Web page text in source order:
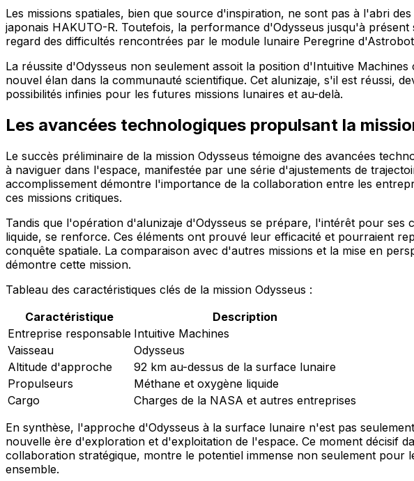
Les missions spatiales, bien que source d'inspiration, ne sont pas à l'abri
japonais HAKUTO-R. Toutefois, la performance d'Odysseus jusqu'à
regard des difficultés rencontrées par le module lunaire Peregrine
La réussite d'Odysseus non seulement assoit la position d'Intuitive
nouvel élan dans la communauté scientifique. Cet alunizaje, s'il est réussi,
possibilités infinies pour les futures missions lunaires et au-delà.
Les avancées technologiques propulsant la
Le succès préliminaire de la mission Odysseus témoigne des avancées
à naviguer dans l'espace, manifestée par une série d'ajustements de
accomplissement démontre l'importance de la collaboration entre les
ces missions critiques.
Tandis que l'opération d'alunizaje d'Odysseus se prépare, l'intérêt pour
liquide, se renforce. Ces éléments ont prouvé leur efficacité et pourraient
conquête spatiale. La comparaison avec d'autres missions et la mise en
démontre cette mission.
Tableau des caractéristiques clés de la mission Odysseus :
Caractéristique
Description
Entreprise responsable Intuitive Machines
Vaisseau
Odysseus
Altitude d'approche
92 km au-dessus de la surface lunaire
Propulseurs
Méthane et oxygène liquide
Cargo
Charges de la NASA et autres entreprises
En synthèse, l'approche d'Odysseus à la surface lunaire n'est pas
nouvelle ère d'exploration et d'exploitation de l'espace. Ce moment décisif
collaboration stratégique, montre le potentiel immense non seulement
ensemble.